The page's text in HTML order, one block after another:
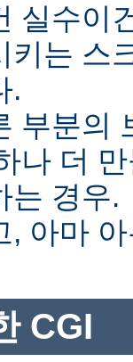
실수이
키는 스
.
부분의
나 더
는 경우.
, 아마
CGI